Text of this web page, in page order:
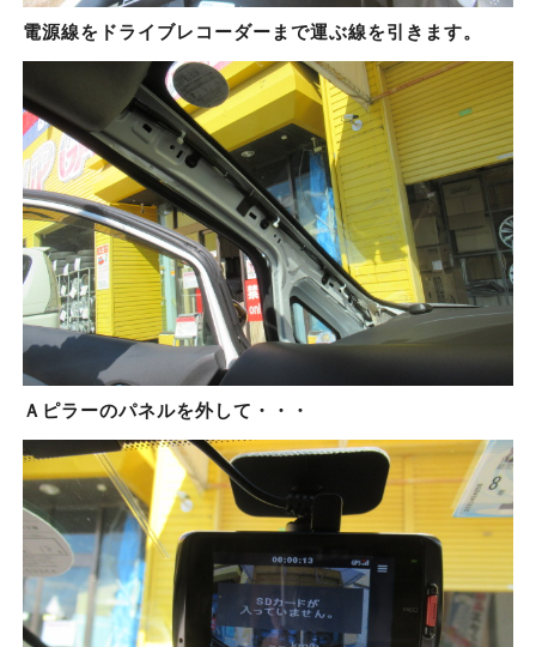
電源線をドライブレコーダーまで運ぶ線を引きます。
Ａピラーのパネルを外して・・・